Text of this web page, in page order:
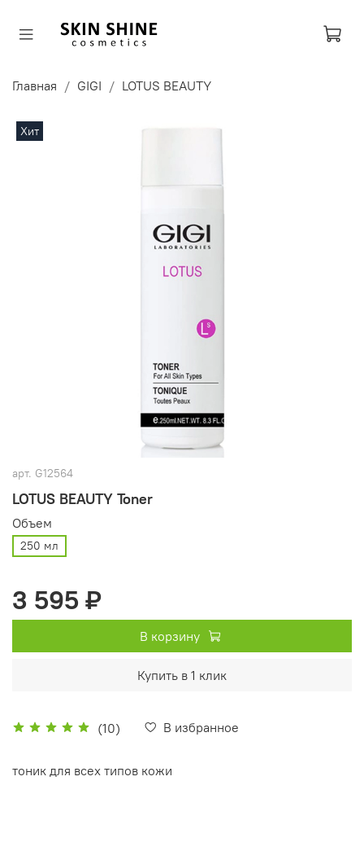
Главная GIGI LOTUS BEAUTY
Хит
арт. G12564
LOTUS BEAUTY Toner
(10) В избранное
Объем
250 мл
3 595 ₽
В корзину
Купить в 1 клик
тоник для всех типов кожи